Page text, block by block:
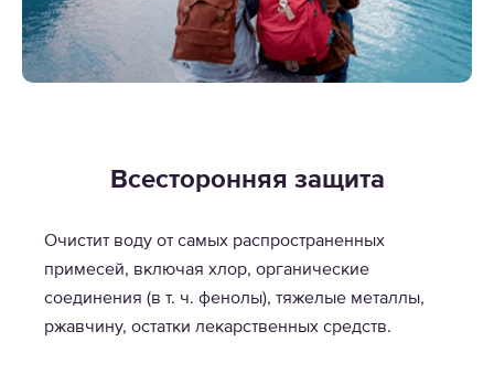
Всесторонняя защита
Очистит воду от самых распространенных
примесей, включая хлор, органические
соединения (в т. ч. фенолы), тяжелые металлы,
ржавчину, остатки лекарственных средств.